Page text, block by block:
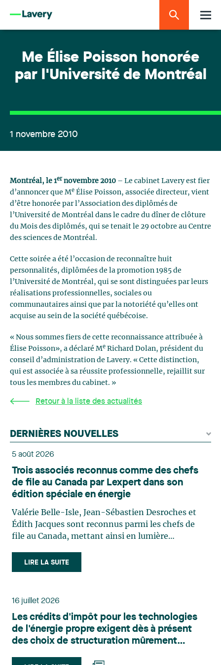
Me Élise Poisson honorée
par l'Université de Montréal
1 novembre 2010
Montréal, le 1er novembre 2010 – Le cabinet Lavery est fier
d’annoncer que Me Élise Poisson, associée directeur, vient
d’être honorée par l’Association des diplômés de
l’Université de Montréal dans le cadre du dîner de clôture
du Mois des diplômés, qui se tenait le 29 octobre au Centre
des sciences de Montréal.
Cette soirée a été l’occasion de reconnaître huit
personnalités, diplômées de la promotion 1985 de
l’Université de Montréal, qui se sont distinguées par leurs
réalisations professionnelles, sociales ou
communautaires ainsi que par la notoriété qu’elles ont
acquise au sein de la société québécoise.
« Nous sommes fiers de cette reconnaissance attribuée à
Élise Poisson», a déclaré Me Richard Dolan, président du
conseil d’administration de Lavery. « Cette distinction,
qui est associée à sa réussite professionnelle, rejaillit sur
tous les membres du cabinet. »
Retour à la liste des actualités
DERNIÈRES NOUVELLES
5 août 2026
Trois associés reconnus comme des chefs
de file au Canada par Lexpert dans son
édition spéciale en énergie
Valérie Belle-Isle, Jean-Sébastien Desroches et
Édith Jacques sont reconnus parmi les chefs de
file au Canada, mettant ainsi en lumière
le domaine du droit des technologies. Valérie
Belle-Isle est associée au sein du groupe de droit
principalement sur le droit de l’environnement,
du territoire. Elle conseille et représente une
clientèle publique et privée dans le cadre d’enjeux
touchant notamment les obligations
LIRE LA SUITE
16 juillet 2026
Les crédits d'impôt pour les technologies
de l'énergie propre exigent dès à présent
des choix de structuration mûrement